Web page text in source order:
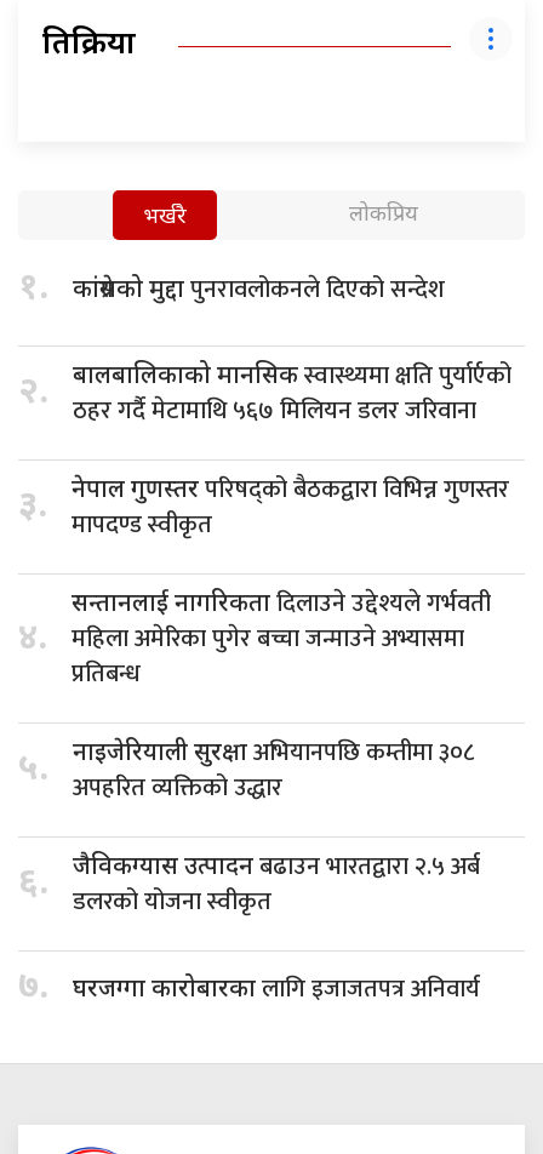
प्रतिक्रिया
भर्खरै लोकप्रिय
१. कांग्रेसको मुद्दापुनरावलोकनले दिएको सन्देश
२. बालबालिकाको मानसिकस्वास्थ्यमा क्षति पुर्यार्एको
ठहर गर्दै मेटामाथि ५६७ मिलियन डलर जरिवाना
३. नेपाल गुणस्तरपरिषद्को बैठकद्वारा विभिन्न गुणस्तर
मापदण्ड स्वीकृत
४.
सन्तानलाई नागरिकतादिलाउने उद्देश्यले गर्भवती
महिला अमेरिका पुगेर बच्चा जन्माउने अभ्यासमा
प्रतिबन्ध
५. नाइजेरियाली सुरक्षाअभियानपछि कम्तीमा ३०८
अपहरित व्यक्तिको उद्धार
६. जैविकग्यास उत्पादनबढाउन भारतद्वारा २.५ अर्ब
डलरको योजना स्वीकृत
७. घरजग्गा कारोबारकालागि इजाजतपत्र अनिवार्य